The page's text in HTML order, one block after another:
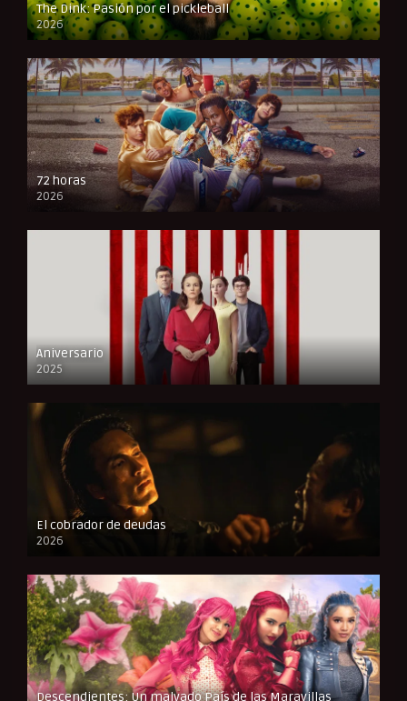
The Dink: Pasión por el pickleball
2026
FULL HD
72 horas
2026
FULL HD
Aniversario
2025
FULL HD
El cobrador de deudas
2026
FULL HD
Descendientes: Un malvado País de las Maravillas